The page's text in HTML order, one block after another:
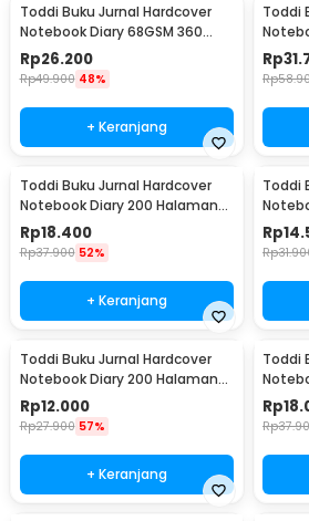
Toddi Buku Jurnal Hardcover
Notebook Diary 68GSM 360
Halaman Lined - CW-05
Rp26.200
Rp49.900 48%
+ Keranjang
Toddi
Rp
Rp
Toddi Buku Jurnal Hardcover
Notebook Diary 200 Halaman
Lined A5 - CW-38
Rp18.400
Rp37.900 52%
+ Keranjang
Toddi
Lined
Rp
Rp
Toddi Buku Jurnal Hardcover
Notebook Diary 200 Halaman
Lined A7 - CW-38
Rp12.000
Rp27.900 57%
+ Keranjang
Toddi
Rp
Rp